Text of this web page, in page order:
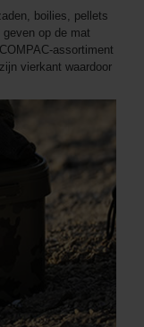
boilies, pellets
op de mat
assortiment
vierkant waardoor